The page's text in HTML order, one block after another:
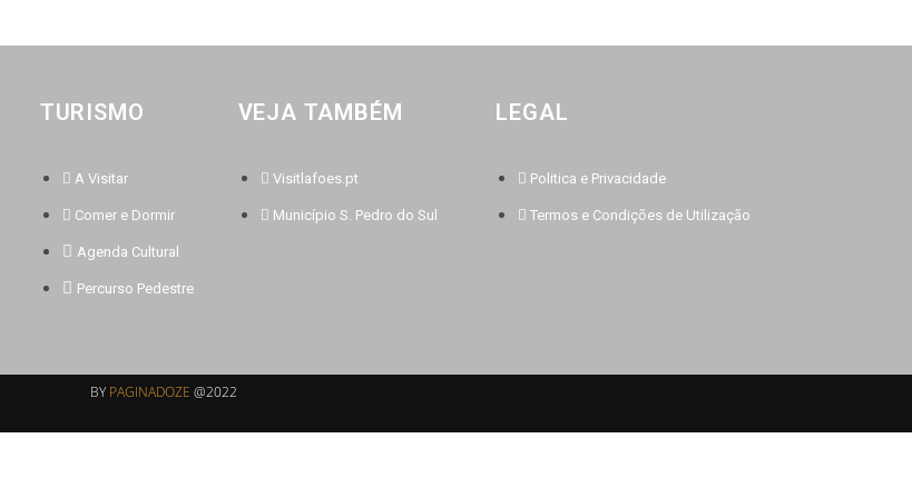
TURISMO
A Visitar
Comer e Dormir
Agenda Cultural
Percurso Pedestre
VEJA TAMBÉM
Visitlafoes.pt
Município S. Pedro do Sul
LEGAL
Politica e Privacidade
Termos e Condições de Utilização
BYPAGINADOZE @2022